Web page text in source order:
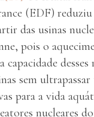
(EDF) reduziu
das usinas
pois o
capacidade desses
sem
para a vida
nucleares